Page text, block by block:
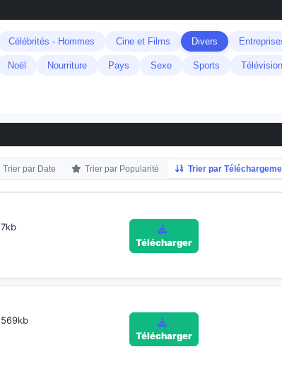
Célébrités - Hommes Cine et Films Divers
Noël Nourriture Pays Sexe Sports Télévision
Trier par Date Trier par Popularité Trier par
7kb
Télécharger
569kb
Télécharger